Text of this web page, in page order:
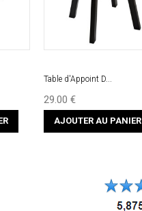
Table d'Appoint D...
29.00 €
AJOUTER AU PANIER